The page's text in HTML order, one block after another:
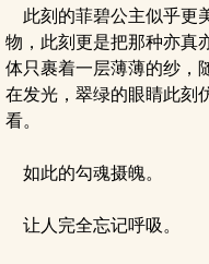
此刻的菲碧公主似乎更
物，此刻更是把那种亦真
体只裹着一层薄薄的纱，
在发光，翠绿的眼睛此刻
看。
如此的勾魂摄魄。
让人完全忘记呼吸。